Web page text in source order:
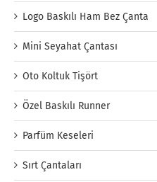
Logo Baskılı Ham Bez Çanta
Mini Seyahat Çantası
Oto Koltuk Tişört
Özel Baskılı Runner
Parfüm Keseleri
Sırt Çantaları